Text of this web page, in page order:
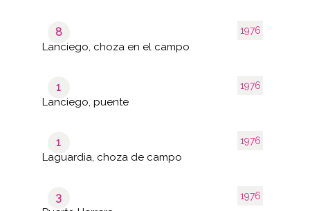
1976
8
Lanciego, choza en el campo
1976
1
Lanciego, puente
1976
1
Laguardia, choza de campo
1976
3